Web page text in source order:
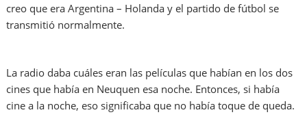
creo que era Argentina – Holanda y el partido de fútbol se
transmitió normalmente.
La radio daba cuáles eran las películas que habían en los dos
cines que había en Neuquen esa noche. Entonces, si había
cine a la noche, eso significaba que no había toque de queda.